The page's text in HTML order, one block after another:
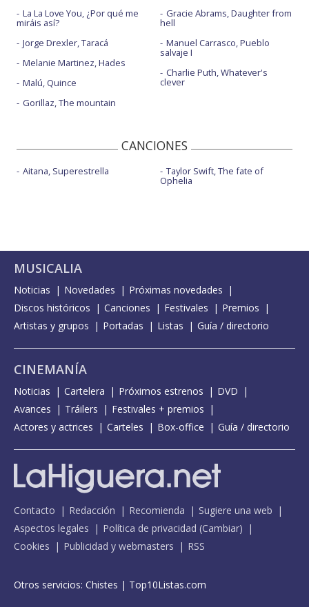
La La Love You, ¿Por qué me
miráis así?
Jorge Drexler, Taracá
Melanie Martinez, Hades
Malú, Quince
Gorillaz, The mountain
Gracie Abrams, Daughter from
hell
Manuel Carrasco, Pueblo
salvaje I
Charlie Puth, Whatever's
clever
CANCIONES
Aitana, Superestrella Taylor Swift, The fate of
Ophelia
MUSICALIA
Noticias Novedades
Próximas novedades
Discos históricos
Canciones Festivales
Premios
Artistas y grupos
Portadas Listas Guía / directorio
CINEMANÍA
Noticias Cartelera Próximos estrenos
DVD
Avances
Tráilers
Festivales + premios
Actores y actrices
Carteles Box-office Guía / directorio
Contacto Redacción Recomienda
Sugiere una web
Aspectos legales
Política de privacidad (Cambiar)
Cookies
Publicidad y webmasters RSS
Otros servicios: Chistes | Top10Listas.com